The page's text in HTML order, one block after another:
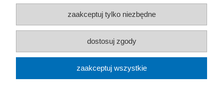
Kategorie produktów
Zamówienia telefoniczne
od pon. do pt. 8:00 - 16:00
666 669 241
Usługi podnośnikami koszowymi509 668
zaakceptuj tylko niezbędne
dostosuj zgody
zaakceptuj wszystkie